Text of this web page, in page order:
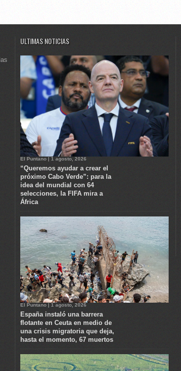
ULTIMAS NOTICIAS
El Puntano | 1 agosto, 2026
“Queremos ayudar a crear el
próximo Cabo Verde”: para la
idea del mundial con 64
selecciones, la FIFA mira a
África
El Puntano | 1 agosto, 2026
España instaló una barrera
flotante en Ceuta en medio de
una crisis migratoria que deja,
hasta el momento, 67 muertos